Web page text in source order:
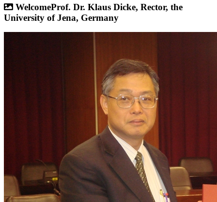
WelcomeProf. Dr. Klaus Dicke, Rector, the
University of Jena, Germany